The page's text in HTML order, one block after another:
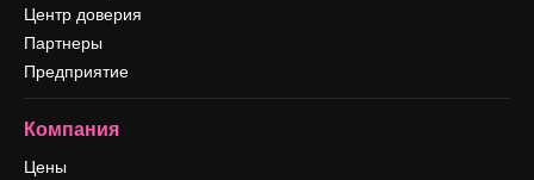
Центр доверия
Партнеры
Предприятие
Компания
Цены